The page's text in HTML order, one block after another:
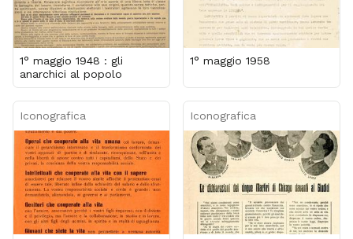
1° maggio 1948 : gli
anarchici al popolo
1° maggio 1958
Iconografica Iconografica